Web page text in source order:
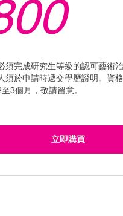
須完成研究生等級的認可藝術
須於申請時遞交學歷證明。資
3個月，敬請留意。
立即購買